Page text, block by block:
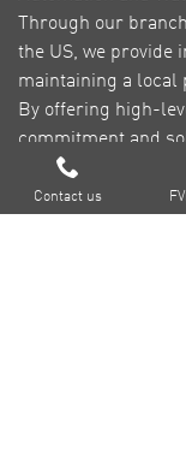
About FVB
Contact us
Through our
the US, we provide
maintaining a local
By offering high-
commitment and
green, our goal is
contribute to a